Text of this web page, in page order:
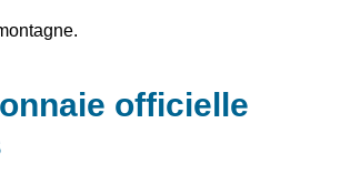
officielle